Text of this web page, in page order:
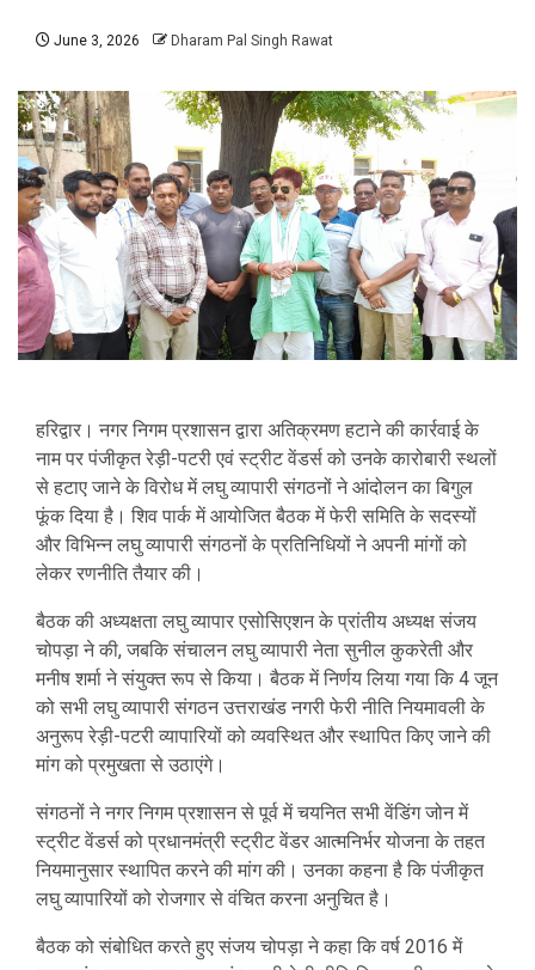
June 3, 2026 Dharam Pal Singh Rawat
हरिद्वार। नगर निगम प्रशासन द्वारा अतिक्रमण हटाने की कार्रवाई के
नाम पर पंजीकृत रेड़ी-पटरी एवं स्ट्रीट वेंडर्स को उनके कारोबारी स्थलों
से हटाए जाने के विरोध में लघु व्यापारी संगठनों ने आंदोलन का बिगुल
फूंक दिया है। शिव पार्क में आयोजित बैठक में फेरी समिति के सदस्यों
और विभिन्न लघु व्यापारी संगठनों के प्रतिनिधियों ने अपनी मांगों को
लेकर रणनीति तैयार की।
बैठक की अध्यक्षता लघु व्यापार एसोसिएशन के प्रांतीय अध्यक्ष संजय
चोपड़ा ने की, जबकि संचालन लघु व्यापारी नेता सुनील कुकरेती और
मनीष शर्मा ने संयुक्त रूप से किया। बैठक में निर्णय लिया गया कि 4 जून
को सभी लघु व्यापारी संगठन उत्तराखंड नगरी फेरी नीति नियमावली के
अनुरूप रेड़ी-पटरी व्यापारियों को व्यवस्थित और स्थापित किए जाने की
मांग को प्रमुखता से उठाएंगे।
संगठनों ने नगर निगम प्रशासन से पूर्व में चयनित सभी वेंडिंग जोन में
स्ट्रीट वेंडर्स को प्रधानमंत्री स्ट्रीट वेंडर आत्मनिर्भर योजना के तहत
नियमानुसार स्थापित करने की मांग की। उनका कहना है कि पंजीकृत
लघु व्यापारियों को रोजगार से वंचित करना अनुचित है।
बैठक को संबोधित करते हुए संजय चोपड़ा ने कहा कि वर्ष 2016 में